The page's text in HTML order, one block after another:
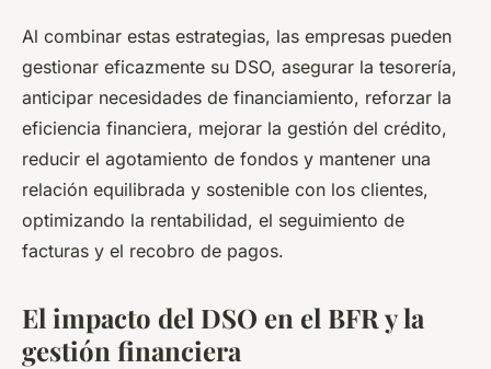
Al combinar estas estrategias, las empresas pueden
gestionar eficazmente su DSO, asegurar la tesorería,
anticipar necesidades de financiamiento, reforzar la
eficiencia financiera, mejorar la gestión del crédito,
reducir el agotamiento de fondos y mantener una
relación equilibrada y sostenible con los clientes,
optimizando la rentabilidad, el seguimiento de
facturas y el recobro de pagos.
El impacto del DSO en el BFR y la
gestión financiera